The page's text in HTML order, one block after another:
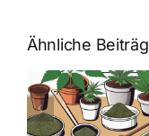
Ähnliche Neue
Was